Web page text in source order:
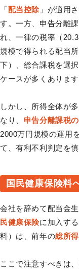
「配当控除 」が適用
す。一方、申告分離
れ、一律の税率（
規模で得られる配当
下）、総合課税を選
ケースが多くあります
しかし、所得全体が
なり、 申告分離課税
2000万円規模の運用
て、有利不利判定を
国民健康保険料
会社を辞めて配当金
民健康保険に加入す
料）は、前年の総所
ここで注意すべきは